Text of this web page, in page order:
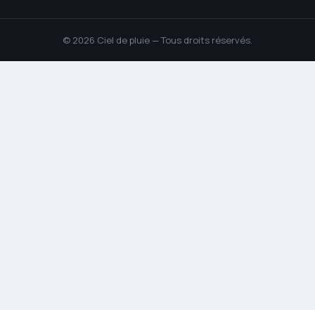
© 2026 Ciel de pluie — Tous droits réservés.